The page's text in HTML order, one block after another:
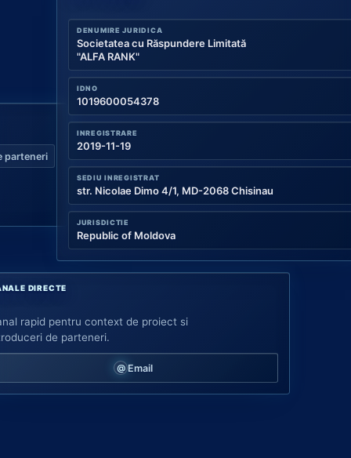
parteneri
DENUMIRE JURIDICA
Societatea cu Răspundere Limitată
"ALFA RANK"
IDNO
1019600054378
INREGISTRARE
2019-11-19
SEDIU INREGISTRAT
str. Nicolae Dimo 4/1, MD-2068 Chisinau
JURISDICTIE
Republic of Moldova
DIRECTE
rapid pentru context de proiect si
de parteneri.
Email